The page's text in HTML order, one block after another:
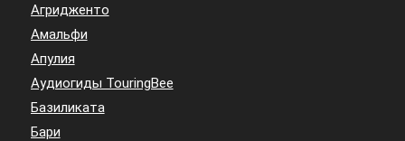
Агридженто
Амальфи
Апулия
Аудиогиды TouringBee
Базиликата
Бари